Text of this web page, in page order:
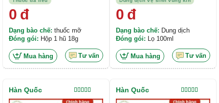
0 đ
Dạng bào chế: thuốc mỡ
Đóng gói: Hộp 1 hũ 18g
Mua hàng Tư vấn
0 đ
Dạng bào chế: Dung dịch
Đóng gói: Lọ 100ml
Mua hàng Tư vấn
Được xếp
Hàn Quốc
Được xếp
Hàn Quốc